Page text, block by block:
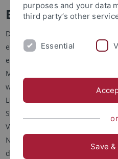
Der Bachelorstudiengang
ersten berufsqualifizierenden
entsprechenden Leistungen in
Masterstudiengang und ggf.
werden kann.
LP) oder Nebenfach (60 LP)
Studienjahre. Einführende
Vorlesungen und Übungen,
Notationskunde) führen in die
des Faches ein und fördern die
purposes and your data
third party’s other
Essential
or
Save